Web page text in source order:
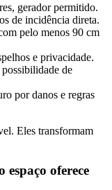
gerador permitido.
de incidência direta.
pelo menos 90 cm
e privacidade.
de
por danos e regras
Eles transformam
oferece